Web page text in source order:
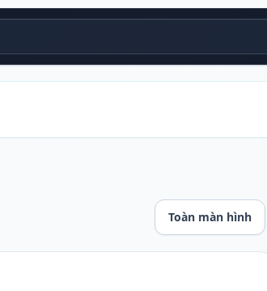
Toàn màn hình